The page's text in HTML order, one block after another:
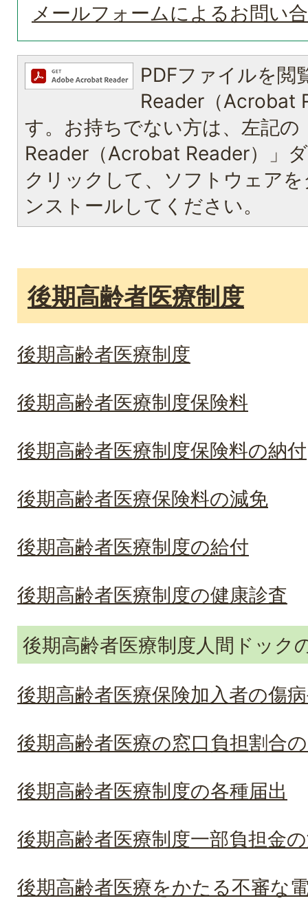
メールフォームによるお問い
PDFファイルを閲
Reader（Acrobat
す。お持ちでない方は、左記の
Reader（Acrobat Reader）」
クリックして、ソフトウェア
ンストールしてください。
後期高齢者医療制度
後期高齢者医療制度
後期高齢者医療制度保険料
後期高齢者医療制度保険料の納付
後期高齢者医療保険料の減免
後期高齢者医療制度の給付
後期高齢者医療制度の健康診査
後期高齢者医療制度人間ドック
後期高齢者医療保険加入者の傷
後期高齢者医療の窓口負担割合
後期高齢者医療制度の各種届出
後期高齢者医療制度一部負担金
後期高齢者医療をかたる不審な